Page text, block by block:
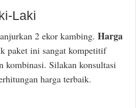
Laki
2 ekor kambing. Harga
paket ini sangat kompetitif
kombinasi. Silakan konsultasi
harga terbaik.